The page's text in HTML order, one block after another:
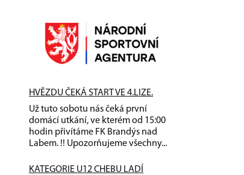
HVĚZDU ČEKÁ START VE 4.LIZE.
Už tuto sobotu nás čeká první
domácí utkání, ve kterém od 15:00
hodin přivítáme FK Brandýs nad
Labem. !! Upozorňujeme všechny...
KATEGORIE U12 CHEBU LADÍ